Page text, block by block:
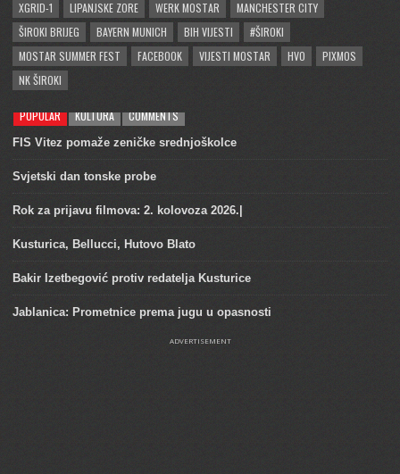
XGRID-1
LIPANJSKE ZORE WERK MOSTAR
MANCHESTER CITY
ŠIROKI BRIJEG
BAYERN MUNICH BIH VIJESTI
#ŠIROKI
MOSTAR SUMMER FEST
FACEBOOK VIJESTI MOSTAR HVO
PIXMOS
NK ŠIROKI
POPULAR KULTURA COMMENTS
FIS Vitez pomaže zeničke srednjoškolce
Svjetski dan tonske probe
Rok za prijavu filmova: 2. kolovoza 2026.|
Kusturica, Bellucci, Hutovo Blato
Bakir Izetbegović protiv redatelja Kusturice
Jablanica: Prometnice prema jugu u opasnosti
ADVERTISEMENT